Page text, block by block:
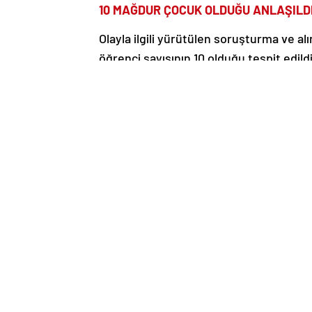
10 MAĞDUR ÇOCUK OLDUĞU
Olayla ilgili yürütülen soruşturma ve
öğrenci sayısının 10 olduğu tespit edildi.